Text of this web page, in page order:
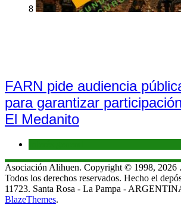
8
FARN pide audiencia
para garantizar
El Medanito
Asociación Alihuen. Copyright © 1998, 2026
Todos los derechos reservados. Hecho el
11723. Santa Rosa - La Pampa -
BlazeThemes.